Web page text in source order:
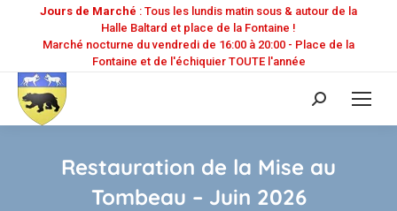
Jours de Marché : Tous les lundis matin sous & autour de la
Halle Baltard et place de la Fontaine !
Marché nocturne du vendredi de 16:00 à 20:00 - Place de la
Fontaine et de l'échiquier TOUTE l'année
Recherche
:
Restauration de la Mise au
Tombeau – Juin 2026